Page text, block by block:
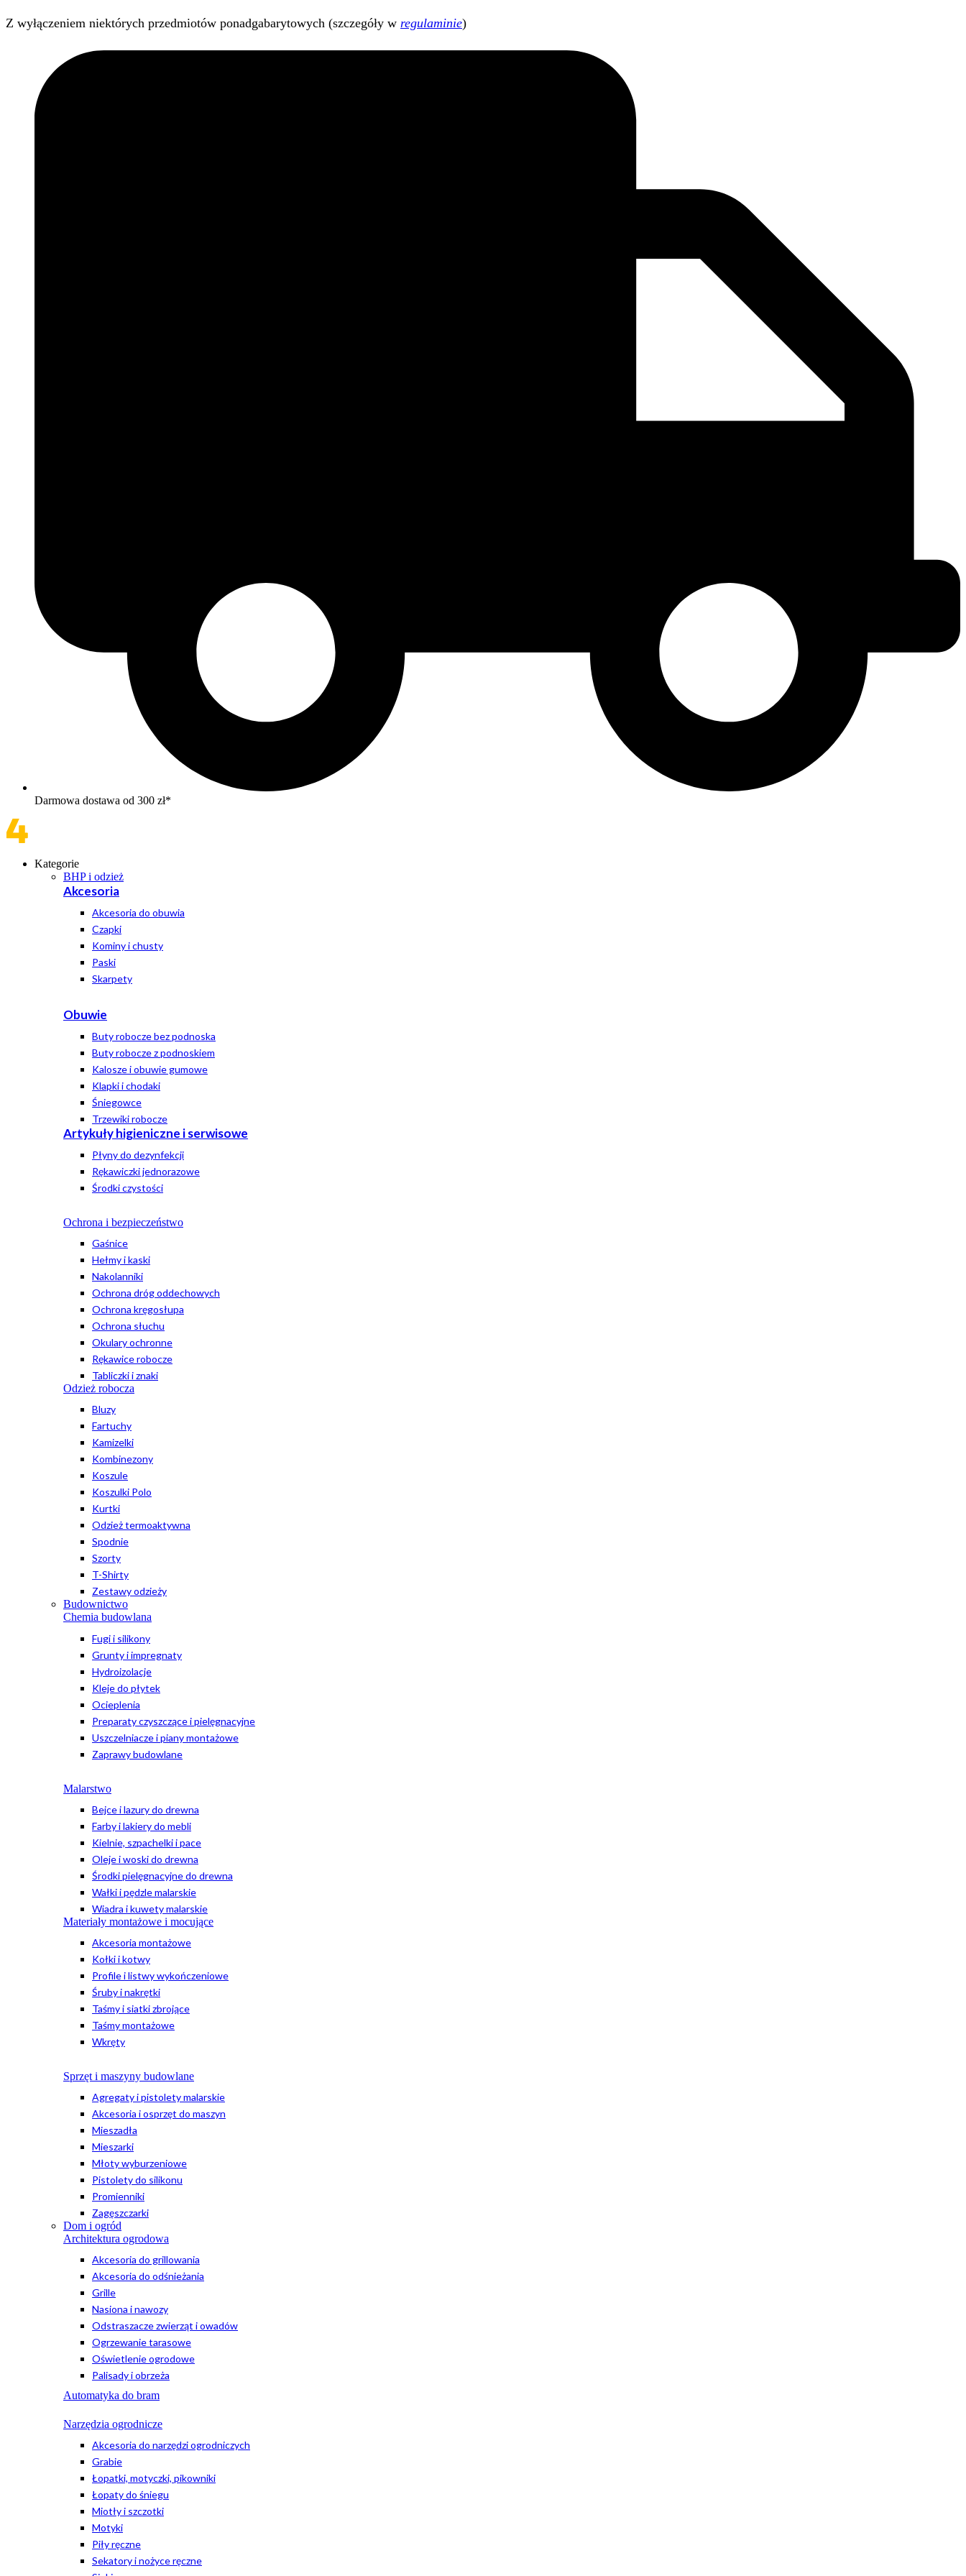
Z wyłączeniem niektórych przedmiotów ponadgabarytowych (szczegóły w regulaminie)
Darmowa dostawa od 300 zł*
Kategorie
BHP i odzież
Akcesoria
Akcesoria do obuwia
Czapki
Kominy i chusty
Paski
Skarpety
Obuwie
Buty robocze bez podnoska
Buty robocze z podnoskiem
Kalosze i obuwie gumowe
Klapki i chodaki
Śniegowce
Trzewiki robocze
Artykuły higieniczne i serwisowe
Płyny do dezynfekcji
Rękawiczki jednorazowe
Środki czystości
Ochrona i bezpieczeństwo
Gaśnice
Hełmy i kaski
Nakolanniki
Ochrona dróg oddechowych
Ochrona kręgosłupa
Ochrona słuchu
Okulary ochronne
Rękawice robocze
Tabliczki i znaki
Odzież robocza
Bluzy
Fartuchy
Kamizelki
Kombinezony
Koszule
Koszulki Polo
Kurtki
Odzież termoaktywna
Spodnie
Szorty
T-Shirty
Zestawy odzieży
Budownictwo
Chemia budowlana
Fugi i silikony
Grunty i impregnaty
Hydroizolacje
Kleje do płytek
Ocieplenia
Preparaty czyszczące i pielęgnacyjne
Uszczelniacze i piany montażowe
Zaprawy budowlane
Malarstwo
Bejce i lazury do drewna
Farby i lakiery do mebli
Kielnie, szpachelki i pace
Oleje i woski do drewna
Środki pielęgnacyjne do drewna
Wałki i pędzle malarskie
Wiadra i kuwety malarskie
Materiały montażowe i mocujące
Akcesoria montażowe
Kołki i kotwy
Profile i listwy wykończeniowe
Śruby i nakrętki
Taśmy i siatki zbrojące
Taśmy montażowe
Wkręty
Sprzęt i maszyny budowlane
Agregaty i pistolety malarskie
Akcesoria i osprzęt do maszyn
Mieszadła
Mieszarki
Młoty wyburzeniowe
Pistolety do silikonu
Promienniki
Zagęszczarki
Dom i ogród
Architektura ogrodowa
Akcesoria do grillowania
Akcesoria do odśnieżania
Grille
Nasiona i nawozy
Odstraszacze zwierząt i owadów
Ogrzewanie tarasowe
Oświetlenie ogrodowe
Palisady i obrzeża
Automatyka do bram
Narzędzia ogrodnicze
Akcesoria do narzędzi ogrodniczych
Grabie
Łopatki, motyczki, pikowniki
Łopaty do śniegu
Miotły i szczotki
Motyki
Piły ręczne
Sekatory i nożyce ręczne